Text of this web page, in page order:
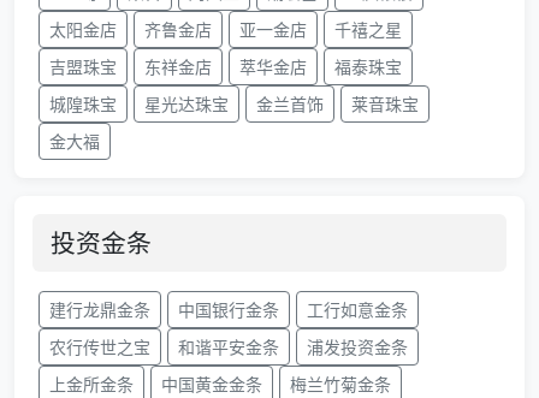
太阳金店
齐鲁金店 亚一金店
千禧之星
吉盟珠宝
东祥金店 萃华金店
福泰珠宝
城隍珠宝
星光达珠宝 金兰首饰
莱音珠宝
金大福
投资金条
建行龙鼎金条 中国银行金条
工行如意金条
农行传世之宝
和谐平安金条
浦发投资金条
上金所金条
中国黄金金条
梅兰竹菊金条